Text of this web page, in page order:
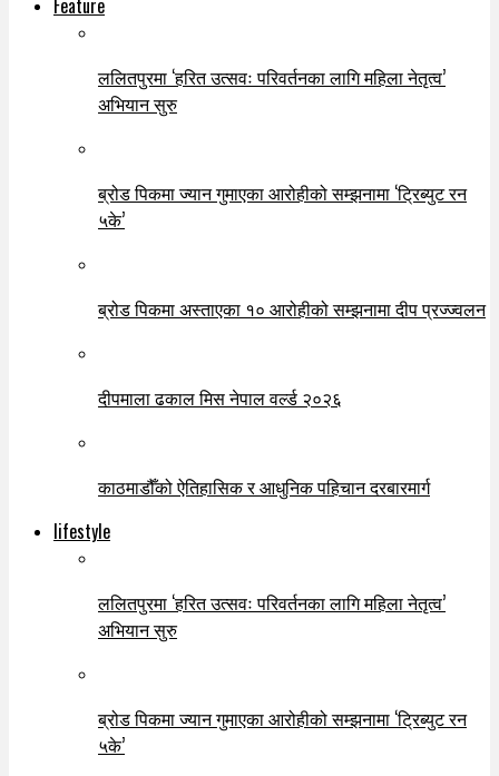
Feature
ललितपुरमा ‘हरित उत्सवः परिवर्तनका लागि महिला नेतृत्व’
अभियान सुरु
ब्रोड पिकमा ज्यान गुमाएका आरोहीको सम्झनामा ‘ट्रिब्युट रन
५के’
ब्रोड पिकमा अस्ताएका १० आरोहीको सम्झनामा दीप प्रज्ज्वलन
दीपमाला ढकाल मिस नेपाल वर्ल्ड २०२६
काठमाडौँको ऐतिहासिक र आधुनिक पहिचान दरबारमार्ग
lifestyle
ललितपुरमा ‘हरित उत्सवः परिवर्तनका लागि महिला नेतृत्व’
अभियान सुरु
ब्रोड पिकमा ज्यान गुमाएका आरोहीको सम्झनामा ‘ट्रिब्युट रन
५के’